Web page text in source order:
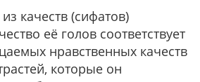
качеств (сифатов)
её голов соответствует
нравственных качеств
которые он